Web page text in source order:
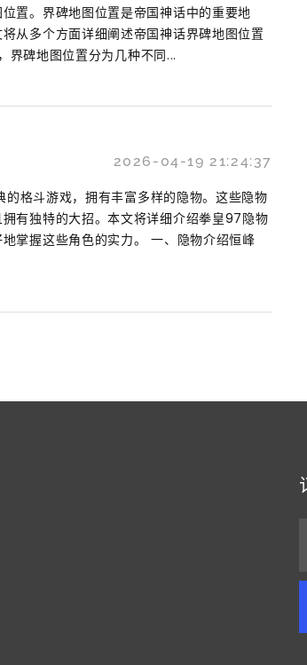
置。界碑地图位置是帝国神话中的重要地
从多个方面详细阐述帝国神话界碑地图位置
界碑地图位置分为几种不同...
2026-04-19 21:24:37
格斗游戏，拥有丰富多样的隐物。这些隐物
有独特的大招。本文将详细介绍拳皇97隐物
掌握这些角色的实力。 一、隐物介绍恒峰